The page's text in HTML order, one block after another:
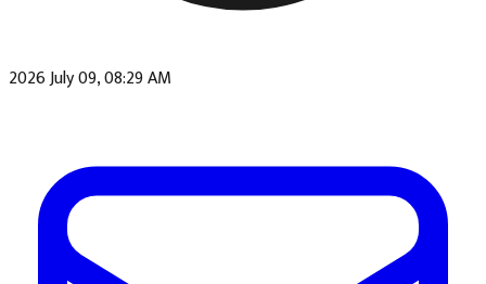
2026 July 09, 08:29 AM